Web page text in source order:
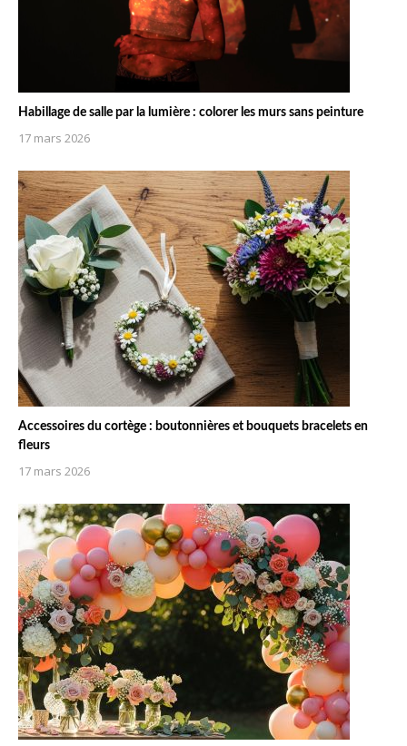
Habillage de salle par la lumière : colorer les murs sans peinture
17 mars 2026
Accessoires du cortège : boutonnières et bouquets bracelets en
fleurs
17 mars 2026